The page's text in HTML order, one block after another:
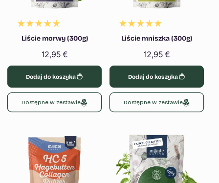
Liście morwy (300g)
Cena
regularna
12,95 €
Dodaj do koszyka
Dostępne w zestawie
Liście mniszka (300g)
Cena
regularna
12,95 €
Dodaj do koszyka
Dostępne w zestawie